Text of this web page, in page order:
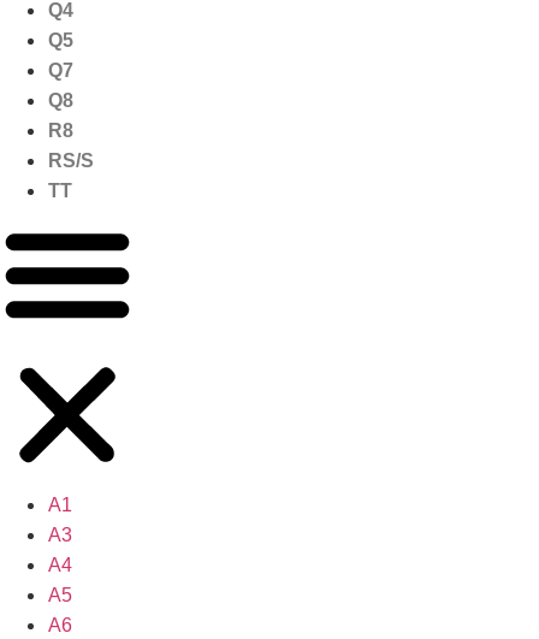
Q4
Q5
Q7
Q8
R8
RS/S
TT
A1
A3
A4
A5
A6